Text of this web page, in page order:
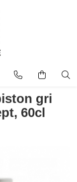
gri
60cl